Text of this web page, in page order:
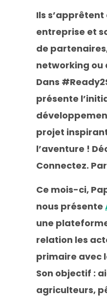
Ils
entreprise et
de
networking ou
Dans
présente
projet
l’aventure !
Connectez.
Ce mois-ci,
nous présente
une
relation les
primaire avec
Son objectif :
agriculteurs,